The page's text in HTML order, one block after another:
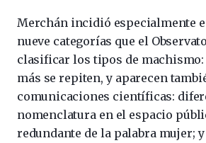
Merchán incidió especialmente
nueve categorías que el
clasificar los tipos de machismo:
más se repiten, y aparecen
comunicaciones científicas:
nomenclatura en el espacio
redundante de la palabra mujer; y